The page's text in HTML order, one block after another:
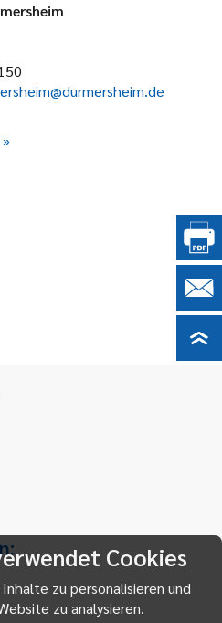
Cookies
zu personalisieren und
zu analysieren.